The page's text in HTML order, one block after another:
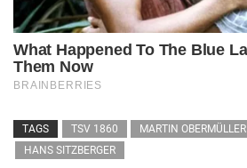
TAGS TSV 1860 MARTIN OBERMÜLLER
HANS SITZBERGER